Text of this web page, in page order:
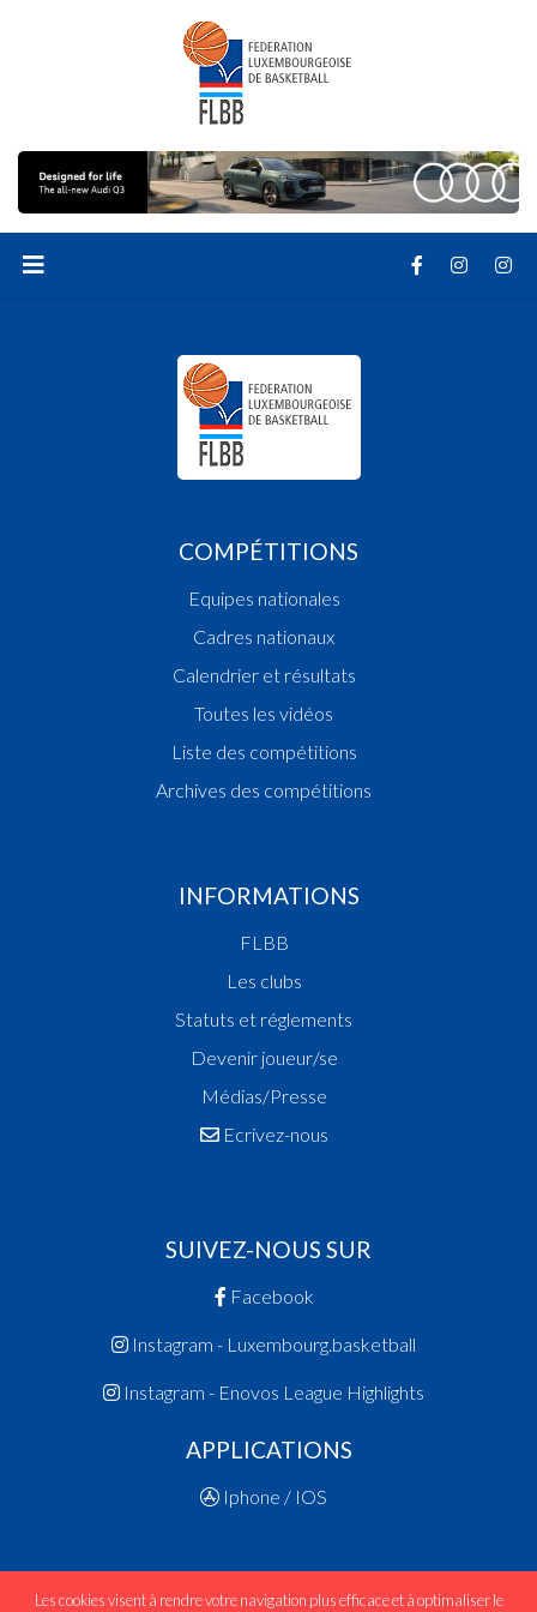
COMPÉTITIONS
Equipes nationales
Cadres nationaux
Calendrier et résultats
Toutes les vidéos
Liste des compétitions
Archives des compétitions
INFORMATIONS
FLBB
Les clubs
Statuts et réglements
Devenir joueur/se
Médias/Presse
Ecrivez-nous
SUIVEZ-NOUS SUR
Facebook
Instagram - Luxembourg.basketball
Instagram - Enovos League Highlights
APPLICATIONS
Iphone / IOS
Les cookies visent à rendre votre navigation plus efficace et à optimaliser le